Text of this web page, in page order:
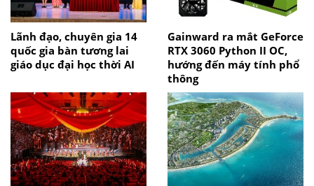
Lãnh đạo, chuyên gia 14
quốc gia bàn tương lai
giáo dục đại học thời AI
Gainward ra mắt GeForce
RTX 3060 Python II OC,
hướng đến máy tính phổ
thông